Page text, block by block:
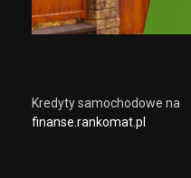
Kredyty samochodowe na
finanse.rankomat.pl